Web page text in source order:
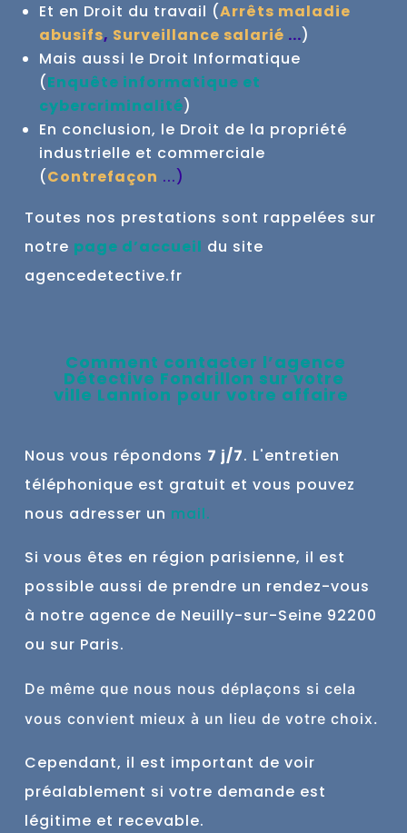
Et en Droit du travail (Arrêts maladie
abusifs, Surveillance salarié ...)
Mais aussi le Droit Informatique
(Enquête informatique et
cybercriminalité)
En conclusion, le Droit de la propriété
industrielle et commerciale
(Contrefaçon ...)
Toutes nos prestations sont rappelées sur
notre page d’accueil du site
agencedetective.fr
Comment contacter l’agence
Détective Fondrillon sur votre
ville Lannion pour votre affaire
Nous vous répondons 7 j/7. L'entretien
téléphonique est gratuit et vous pouvez
nous adresser un mail.
Si vous êtes en région parisienne, il est
possible aussi de prendre un rendez-vous
à notre agence de Neuilly-sur-Seine 92200
ou sur Paris.
De même que nous nous déplaçons si cela
vous convient mieux à un lieu de votre choix.
Cependant, il est important de voir
préalablement si votre demande est
légitime et recevable.